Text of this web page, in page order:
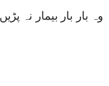
بار بیمار نہ